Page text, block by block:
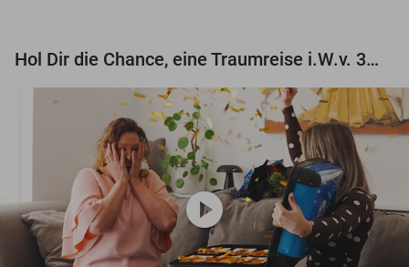
Hol Dir die Chance, eine Traumreise i.W.v. 3.000 € zu gewinnen!
play_circle